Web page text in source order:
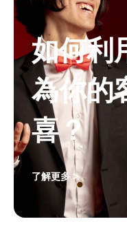
如何利
為你的
喜？
了解更多 >